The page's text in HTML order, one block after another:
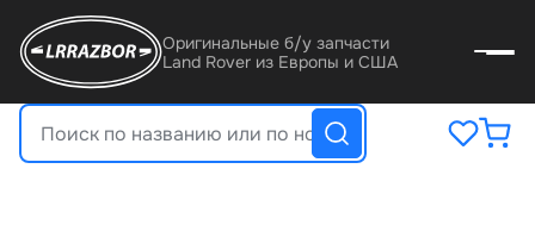
Оригинальные б/у запчасти
Land Rover из Европы и США